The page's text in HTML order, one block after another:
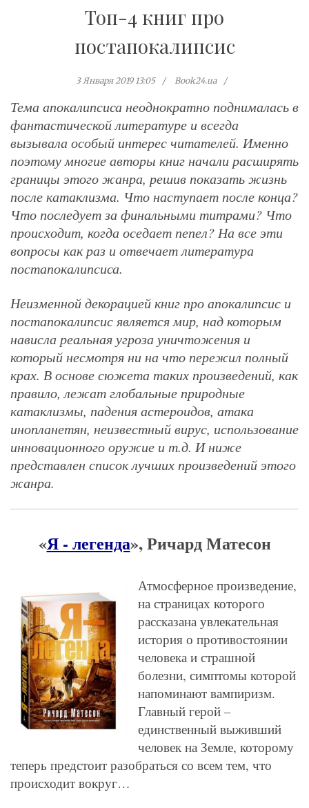
Топ-4 книг про
постапокалипсис
3 Января 2019 13:05 Book24.ua
Тема апокалипсиса неоднократно поднималась в
фантастической литературе и всегда
вызывала особый интерес читателей. Именно
поэтому многие авторы книг начали расширять
границы этого жанра, решив показать жизнь
после катаклизма. Что наступает после конца?
Что последует за финальными титрами? Что
происходит, когда оседает пепел? На все эти
вопросы как раз и отвечает литература
постапокалипсиса.
Неизменной декорацией книг про апокалипсис и
постапокалипсис является мир, над которым
нависла реальная угроза уничтожения и
который несмотря ни на что пережил полный
крах. В основе сюжета таких произведений, как
правило, лежат глобальные природные
катаклизмы, падения астероидов, атака
инопланетян, неизвестный вирус, использование
инновационного оружие и т.д. И ниже
представлен список лучших произведений этого
жанра.
«Я - легенда», Ричард Матесон
Атмосферное произведение,
на страницах которого
рассказана увлекательная
история о противостоянии
человека и страшной
болезни, симптомы которой
напоминают вампиризм.
Главный герой –
единственный выживший
человек на Земле, которому
теперь предстоит разобраться со всем тем, что
происходит вокруг…